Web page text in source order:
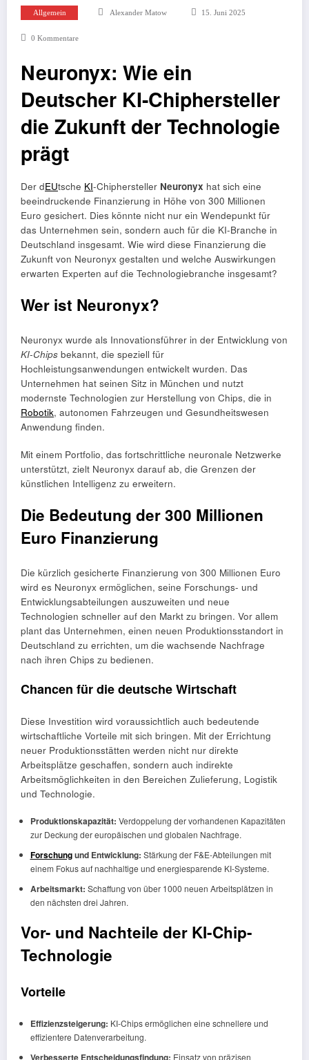
Allgemein Alexander Matow 15. Juni 2025
0 Kommentare
Neuronyx: Wie ein
Deutscher KI-Chiphersteller
die Zukunft der Technologie
prägt
Der dEUtsche KI-Chiphersteller Neuronyx hat sich eine
beeindruckende Finanzierung in Höhe von 300 Millionen
Euro gesichert. Dies könnte nicht nur ein Wendepunkt für
das Unternehmen sein, sondern auch für die KI-Branche in
Deutschland insgesamt. Wie wird diese Finanzierung die
Zukunft von Neuronyx gestalten und welche Auswirkungen
erwarten Experten auf die Technologiebranche insgesamt?
Wer ist Neuronyx?
Neuronyx wurde als Innovationsführer in der Entwicklung von
KI-Chips bekannt, die speziell für
Hochleistungsanwendungen entwickelt wurden. Das
Unternehmen hat seinen Sitz in München und nutzt
modernste Technologien zur Herstellung von Chips, die in
Robotik, autonomen Fahrzeugen und Gesundheitswesen
Anwendung finden.
Mit einem Portfolio, das fortschrittliche neuronale Netzwerke
unterstützt, zielt Neuronyx darauf ab, die Grenzen der
künstlichen Intelligenz zu erweitern.
Die Bedeutung der 300 Millionen
Euro Finanzierung
Die kürzlich gesicherte Finanzierung von 300 Millionen Euro
wird es Neuronyx ermöglichen, seine Forschungs- und
Entwicklungsabteilungen auszuweiten und neue
Technologien schneller auf den Markt zu bringen. Vor allem
plant das Unternehmen, einen neuen Produktionsstandort in
Deutschland zu errichten, um die wachsende Nachfrage
nach ihren Chips zu bedienen.
Chancen für die deutsche Wirtschaft
Diese Investition wird voraussichtlich auch bedeutende
wirtschaftliche Vorteile mit sich bringen. Mit der Errichtung
neuer Produktionsstätten werden nicht nur direkte
Arbeitsplätze geschaffen, sondern auch indirekte
Arbeitsmöglichkeiten in den Bereichen Zulieferung, Logistik
und Technologie.
Produktionskapazität: Verdoppelung der vorhandenen Kapazitäten
zur Deckung der europäischen und globalen Nachfrage.
Forschungund Entwicklung: Stärkung der F&E-Abteilungen mit
einem Fokus auf nachhaltige und energiesparende KI-Systeme.
Arbeitsmarkt: Schaffung von über 1000 neuen Arbeitsplätzen in
den nächsten drei Jahren.
Vor- und Nachteile der KI-Chip-
Technologie
Vorteile
Effizienzsteigerung: KI-Chips ermöglichen eine schnellere und
effizientere Datenverarbeitung.
Einsatz von präzisen